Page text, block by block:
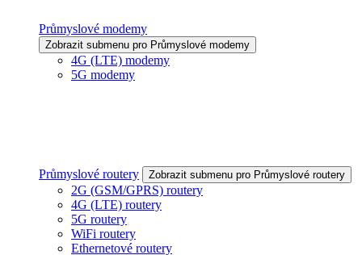
Průmyslové modemy
Zobrazit submenu pro Průmyslové modemy
4G (LTE) modemy
5G modemy
Průmyslové routery Zobrazit submenu pro Průmyslové routery
2G (GSM/GPRS) routery
4G (LTE) routery
5G routery
WiFi routery
Ethernetové routery